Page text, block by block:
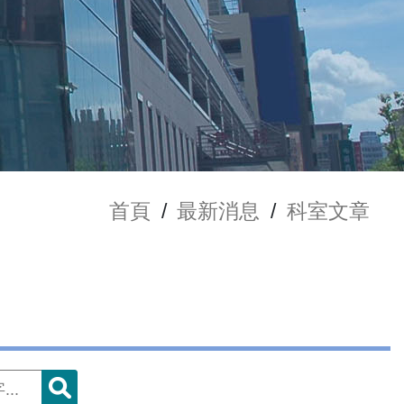
首頁 / 最新消息 / 科室文章